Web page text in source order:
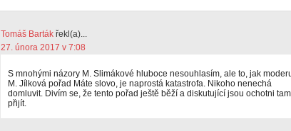
Tomáš Barták řekl(a)...
27. února 2017 v 7:08
S mnohými názory M. Slimákové hluboce nesouhlasím, ale to, jak
M. Jílková pořad Máte slovo, je naprostá katastrofa. Nikoho nenechá
domluvit. Divím se, že tento pořad ještě běží a diskutující jsou ochotni tam
přijít.